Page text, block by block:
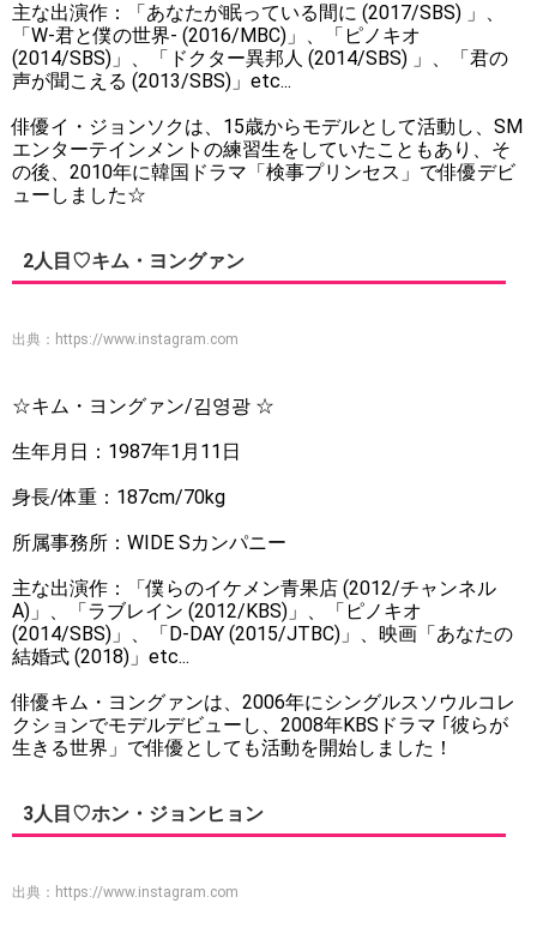
主な出演作：「あなたが眠っている間に (2017/SBS) 」、
「W-君と僕の世界- (2016/MBC)」、「ピノキオ
(2014/SBS)」、「ドクター異邦人 (2014/SBS) 」、「君の
声が聞こえる (2013/SBS)」etc...
俳優イ・ジョンソクは、15歳からモデルとして活動し、SM
エンターテインメントの練習生をしていたこともあり、そ
の後、2010年に韓国ドラマ「検事プリンセス」で俳優デビ
ューしました☆
2人目♡キム・ヨングァン
出典： https://www.instagram.com
☆キム・ヨングァン/김영광 ☆
生年月日：1987年1月11日
身長/体重：187cm/70kg
所属事務所：WIDE Sカンパニー
主な出演作：「僕らのイケメン青果店 (2012/チャンネル
A)」、「ラブレイン (2012/KBS)」、「ピノキオ
(2014/SBS)」、「D-DAY (2015/JTBC)」、映画「あなたの
結婚式 (2018)」etc...
俳優キム・ヨングァンは、2006年にシングルスソウルコレ
クションでモデルデビューし、2008年KBSドラマ ｢彼らが
生きる世界」で俳優としても活動を開始しました！
3人目♡ホン・ジョンヒョン
出典： https://www.instagram.com